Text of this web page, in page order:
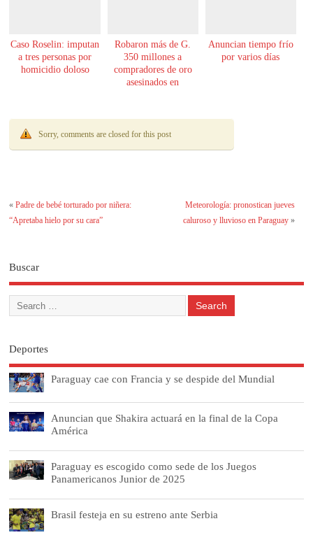
Caso Roselin: imputan
a tres personas por
homicidio doloso
Robaron más de G.
350 millones a
compradores de oro
asesinados en
Anuncian tiempo frío
por varios días
Sorry, comments are closed for this post
«Padre de bebé torturado por niñera:
“Apretaba hielo por su cara”
Meteorología: pronostican jueves
caluroso y lluvioso en Paraguay»
Buscar
Deportes
Paraguay cae con Francia y se despide del Mundial
Anuncian que Shakira actuará en la final de la Copa
América
Paraguay es escogido como sede de los Juegos
Panamericanos Junior de 2025
Brasil festeja en su estreno ante Serbia